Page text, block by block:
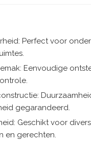
Perfect voor
Eenvoudige
gegarandeerd.
Geschikt voor
en gerechten.